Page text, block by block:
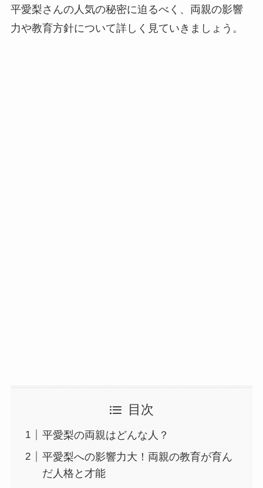
平愛梨さんの人気の秘密に迫るべく、両親の影響
力や教育方針について詳しく見ていきましょう。
目次
平愛梨の両親はどんな人？
平愛梨への影響力大！両親の教育が育ん
だ人格と才能